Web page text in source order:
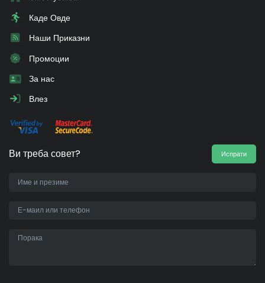
Каде Овде
Наши Приказни
Промоции
За нас
Влез
Ви треба совет? Испрати